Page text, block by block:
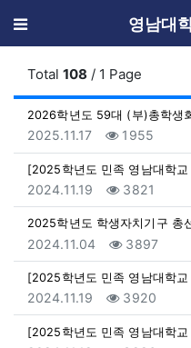
메뉴 영남대
Total 108 / 1 Page
2026학년도 59대 (부)총학생
등록일
2025.11.17 조회
1955
[2025학년도 민족 영남대학
등록일
2024.11.19 조회
3821
2025학년도 학생자치기구 총
등록일
2024.11.04 조회
3897
[2025학년도 민족 영남대학
등록일
2024.11.19 조회
3920
[2025학년도 민족 영남대학